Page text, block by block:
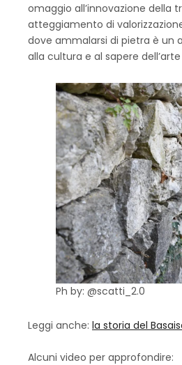
omaggio all’innovazione della
atteggiamento di
dove ammalarsi di pietra è un
alla cultura e al sapere
Ph by: @scatti_2.0
Leggi anche: la storia del
Alcuni video per approfondire: